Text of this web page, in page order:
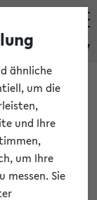
eKVV
eKVV
ähnliche
um die
und Ihre
um Ihre
messen. Sie